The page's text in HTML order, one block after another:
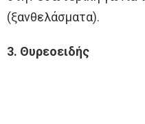
(ξανθελάσματα).
3. Θυρεοειδής